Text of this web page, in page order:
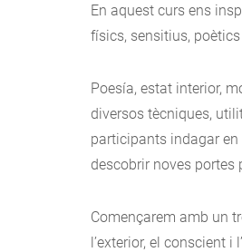
En aquest curs ens
físics, sensitius,
Poesía, estat interior,
diversos tècniques,
participants indagar en
descobrir noves
Començarem amb un
l’exterior, el conscient